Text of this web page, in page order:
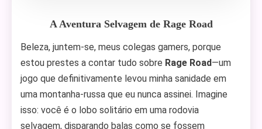
A Aventura Selvagem de Rage Road
Beleza, juntem-se, meus colegas gamers, porque
estou prestes a contar tudo sobre Rage Road—um
jogo que definitivamente levou minha sanidade em
uma montanha-russa que eu nunca assinei. Imagine
isso: você é o lobo solitário em uma rodovia
selvagem, disparando balas como se fossem